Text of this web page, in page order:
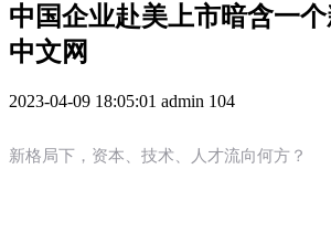
中国企业赴美上市暗含一
中文网
2023-04-09 18:05:01 admin 104
新格局下，资本、技术、人才流向何方？